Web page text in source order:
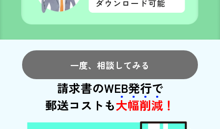
一度、相談してみる
請求書のWEB発行で
郵送コストも大幅削減 ！